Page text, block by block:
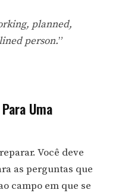
planned,
person.”
Uma
Você deve
as perguntas que
campo em que se